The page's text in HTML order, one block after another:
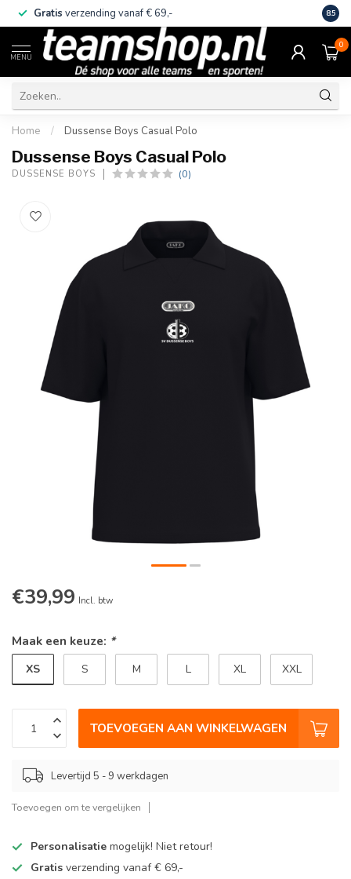
Gratis verzending vanaf € 69,- Eigen
8.5
MENU
0
Home / Dussense Boys Casual Polo
Dussense Boys Casual Polo
DUSSENSE BOYS (0)
€39,99 Incl. btw
Maak een keuze: *
XS S M L XL XXL
TOEVOEGEN AAN WINKELWAGEN
Levertijd 5 - 9 werkdagen
Toevoegen om te vergelijken
Personalisatie mogelijk! Niet retour!
Gratis verzending vanaf € 69,-